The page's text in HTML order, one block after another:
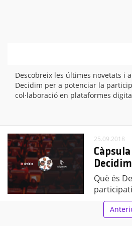
Descobreix les últimes novetats i
Decidim per a potenciar la
col·laboració en plataformes
25.09.2018
Càpsula
Què és